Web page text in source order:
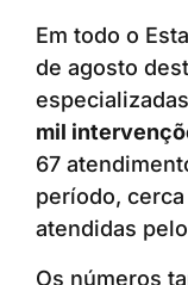
Em todo o
de agosto
mil
67
período, cerca
atendidas
Os números